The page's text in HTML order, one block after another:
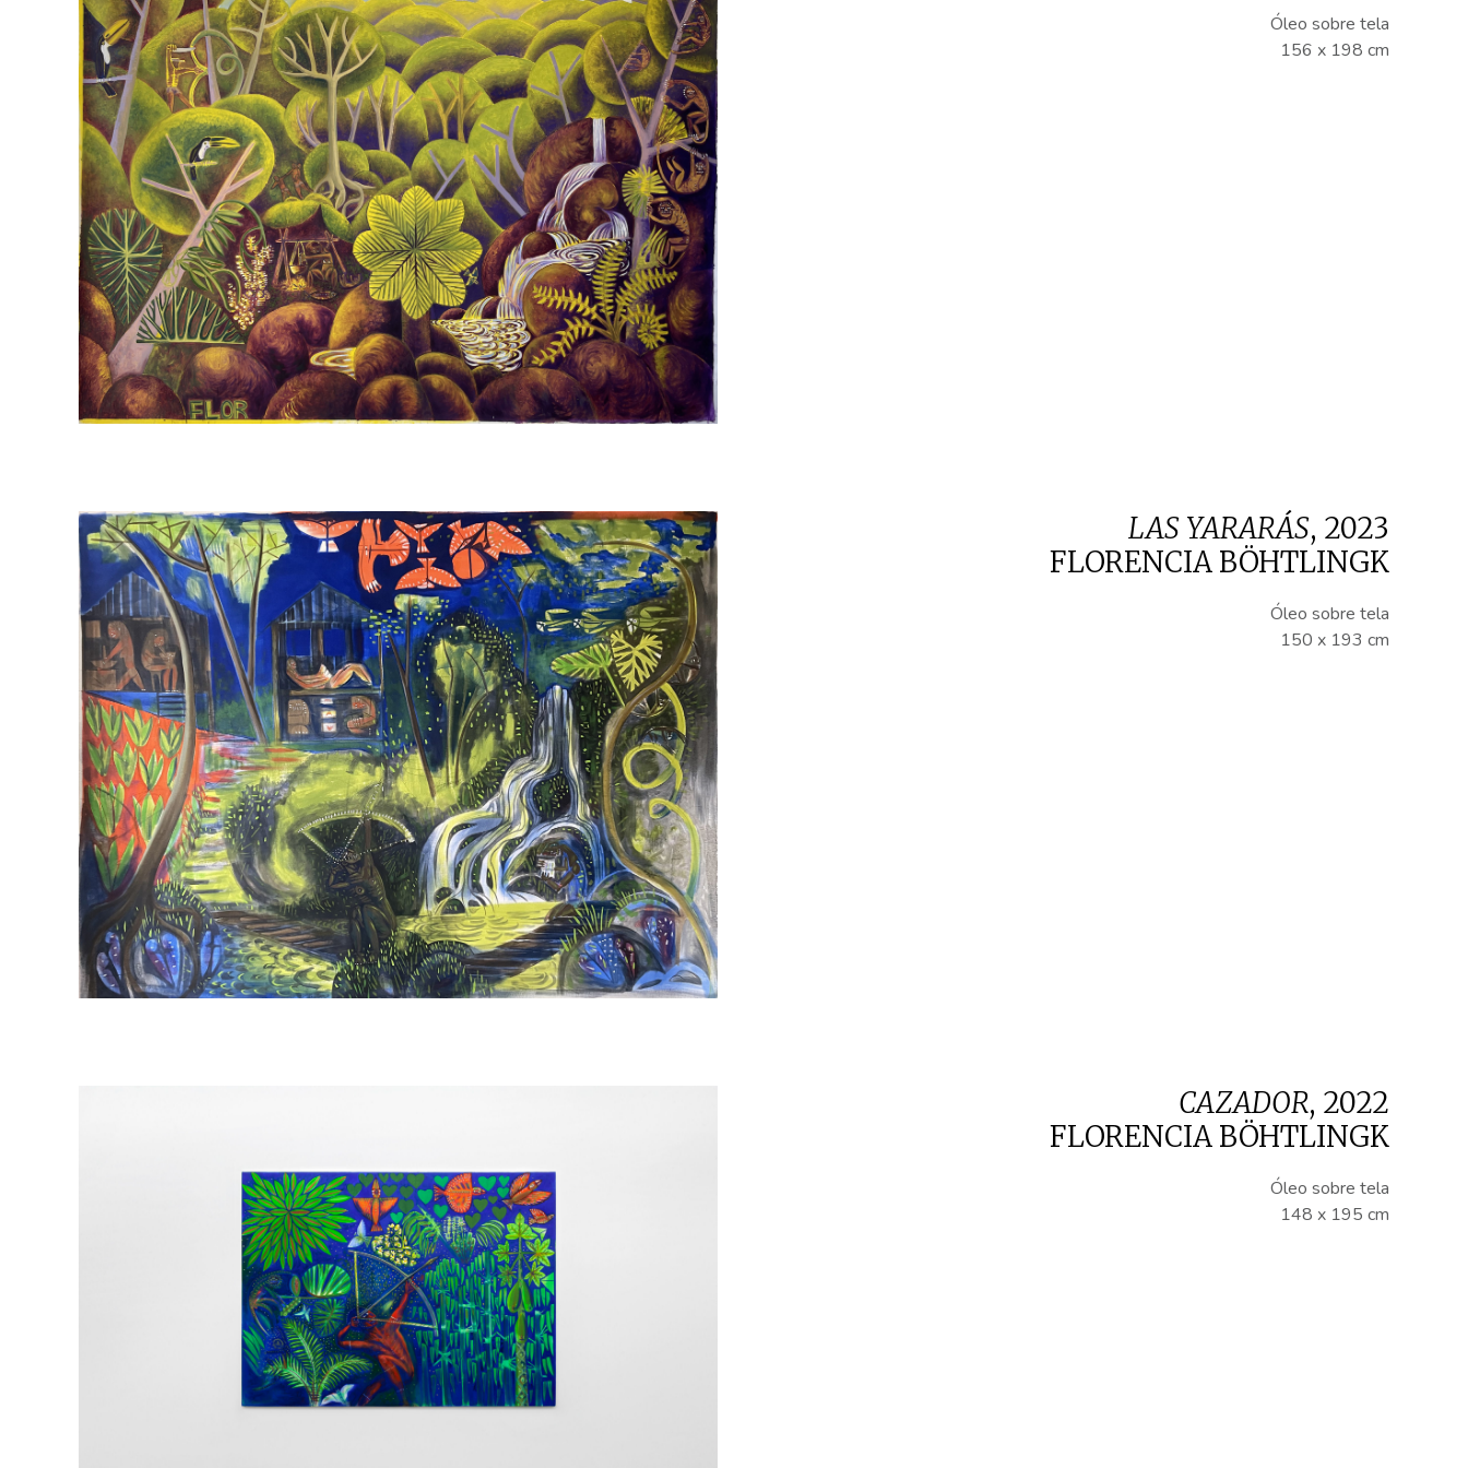
Óleo sobre tela
156 x 198 cm
LAS YARARÁS, 2023
FLORENCIA BÖHTLINGK
Óleo sobre tela
150 x 193 cm
CAZADOR, 2022
FLORENCIA BÖHTLINGK
Óleo sobre tela
148 x 195 cm